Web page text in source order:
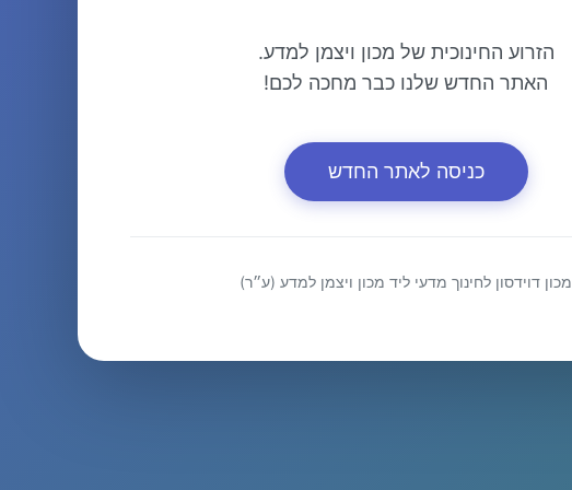
הזרוע החינוכית של מכון ויצמן למדע.
האתר החדש שלנו כבר מחכה לכם!
כניסה לאתר החדש
מכון דוידסון לחינוך מדעי ליד מכון ויצמן למדע (ע״ר)